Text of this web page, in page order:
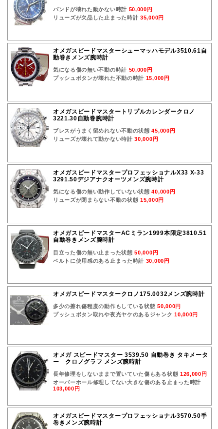
バンドが壊れた動かない時計 50,000円
リューズが欠品した止まった時計35,000円
オメガスピードマスターシューマッハモデル3510.61自
動巻きメンズ腕時計
気になる傷の無い不動の時計 50,000円
プッシュボタンが壊れた不動の時計 15,000円
オメガスピードマスタートリプルカレンダークロノ
3221.30自動巻腕時計
ブレスがうまく留めれない不動の状態45,000円
リューズが壊れて動かない時計30,000円
オメガスピードマスタープロフェッショナルX33 X-33
3291.50デジアナクオーツメンズ腕時計
気になる傷の無い動作していない状態40,000円
リューズが閉まらない不動の状態15,000円
オメガスピードマスターACミラン1999本限定3810.51
自動巻きメンズ腕時計
目立った傷の無い止まった状態50,000円
ベルトに使用感のある止まった時計 30,000円
オメガスピードマスタークロノ175.0032メンズ腕時計
多少の擦れ傷程度の動作もしている状態50,000円
プッシュボタン取れや夜光ヤケのあるジャンク10,000円
オメガ スピードマスター 3539.50 自動巻き タキメータ
ー クロノグラフ メンズ腕時計
長年修理をしないままで置いていた傷もある状態 126,000円
オーバーホール修理してない大きな傷のある止まった時計
103,000円
オメガスピードマスタープロフェッショナル3570.50手
巻きメンズ腕時計